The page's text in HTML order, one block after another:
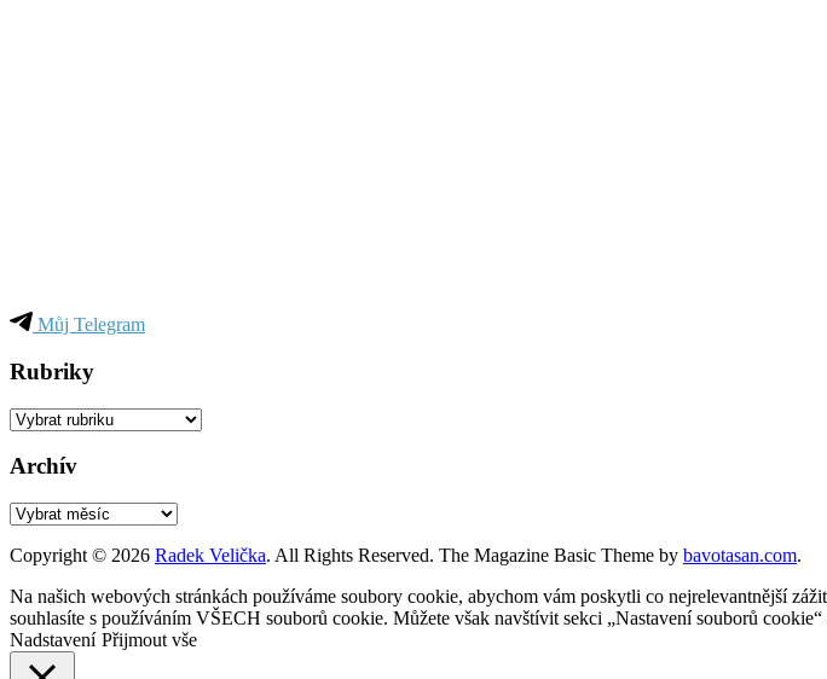
Můj Telegram
Rubriky
Rubriky
Archív
Archív
Copyright © 2026 Radek Velička. All Rights Reserved. The Magazine Basic Theme by bavotasan.com.
Na našich webových stránkách používáme soubory cookie, abychom vám poskytli co nejrelevantnější
souhlasíte s používáním VŠECH souborů cookie. Můžete však navštívit sekci „Nastavení souborů
Nadstavení Přijmout vše